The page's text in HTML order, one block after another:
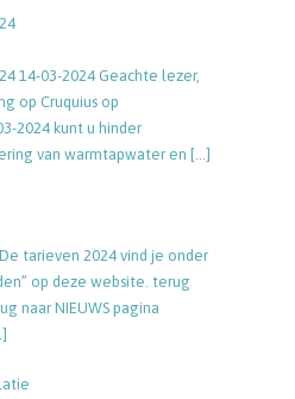
14-03-2024 Geachte lezer,
op Cruquius op
2024 kunt u hinder
van warmtapwater en […]
tarieven 2024 vind je onder
op deze website. terug
naar NIEUWS pagina